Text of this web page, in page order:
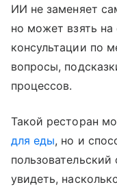
ИИ не заменяет
но может взять на
консультации по
вопросы,
процессов.
Такой ресторан
для еды, но и
увидеть,